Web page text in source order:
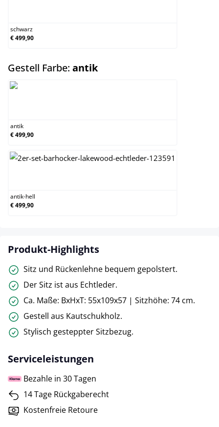
schwarz
€ 499,90
Gestell Farbe: antikauswählen
antik
€ 499,90
antik-hell
€ 499,90
Produkt-Highlights
Sitz und Rückenlehne bequem gepolstert.
Der Sitz ist aus Echtleder.
Ca. Maße: BxHxT: 55x109x57 | Sitzhöhe: 74 cm.
Gestell aus Kautschukholz.
Stylisch gesteppter Sitzbezug.
Serviceleistungen
Bezahle in 30 Tagen
14 Tage Rückgaberecht
Kostenfreie Retoure